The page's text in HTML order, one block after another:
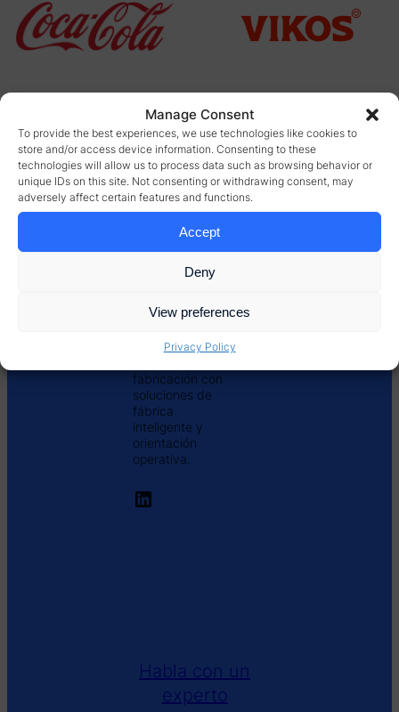
Manage Consent
To provide the best experiences, we use technologies like cookies to
store and/or access device information. Consenting to these
technologies will allow us to process data such as browsing behavior or
unique IDs on this site. Not consenting or withdrawing consent, may
adversely affect certain features and functions.
Accept
Deny
View preferences
Privacy Policy
Lineview ayuda
mundiales a
mejoras en la
fabricación con
soluciones de
fábrica
inteligente y
orientación
operativa.
LinkedIn
Habla con un
experto